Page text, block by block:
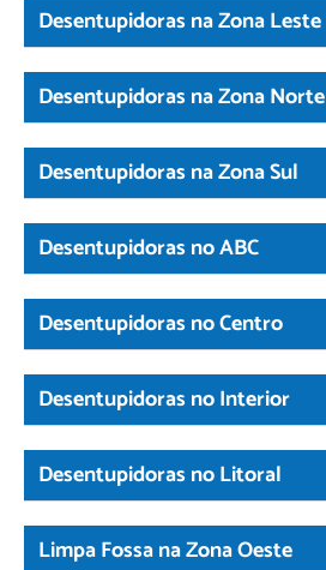
Desentupidoras na Zona Leste
Desentupidoras na Zona Norte
Desentupidoras na Zona Sul
Desentupidoras no ABC
Desentupidoras no Centro
Desentupidoras no Interior
Desentupidoras no Litoral
Limpa Fossa na Zona Oeste